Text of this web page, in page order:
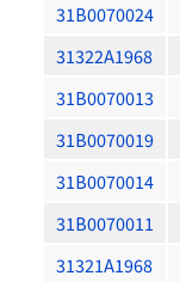
31B0070024
31322A1968
31B0070013
31B0070019
31B0070014
31B0070011
31321A1968